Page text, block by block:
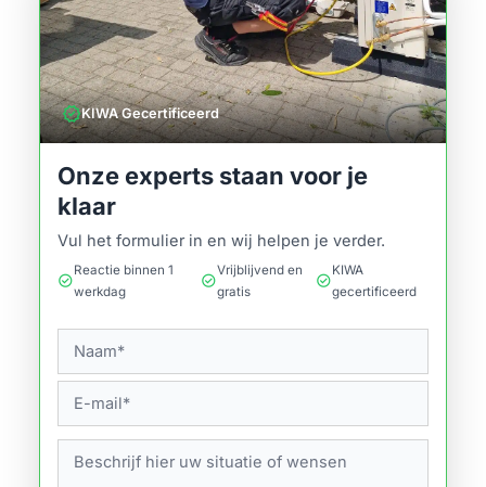
verifiedKIWA Gecertificeerd
Onze experts staan voor je
klaar
Vul het formulier in en wij helpen je verder.
check_circle
Reactie binnen 1
werkdag
check_circle
Vrijblijvend en
gratis
check_circle
KIWA
gecertificeerd